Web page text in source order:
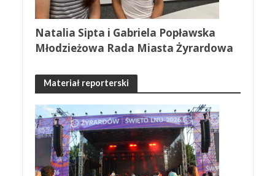
Natalia Sipta i Gabriela Popławska
Młodzieżowa Rada Miasta Żyrardowa
Materiał reporterski